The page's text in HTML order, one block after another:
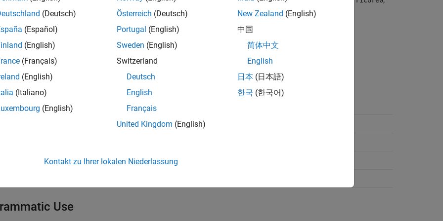
,TriCore2 ,TriCore3 , orTriCore5.
|on
Settings
Setting
No impact
No impact
Use
(Deutsch)
(Español)
(English)
(Français)
(English)
(Italiano)
(English)
Österreich (Deutsch)
Portugal (English)
Sweden (English)
Switzerland
Deutsch
English
Français
United Kingdom (English)
New Zealand (English)
中国
简体中文
English
日本 (日本語)
한국 (한국어)
Kontakt zu Ihrer lokalen Niederlassung